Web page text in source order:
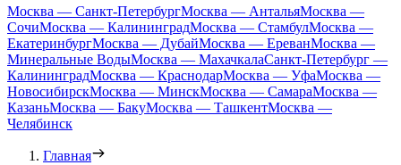
Москва — Санкт-ПетербургМосква — АнтальяМосква —
СочиМосква — КалининградМосква — СтамбулМосква —
ЕкатеринбургМосква — ДубайМосква — ЕреванМосква —
Минеральные ВодыМосква — МахачкалаСанкт-Петербург —
КалининградМосква — КраснодарМосква — УфаМосква —
НовосибирскМосква — МинскМосква — СамараМосква —
КазаньМосква — БакуМосква — ТашкентМосква —
Челябинск
Главная